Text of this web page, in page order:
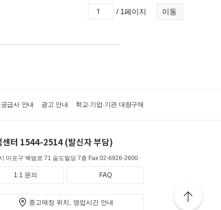
이동
/ 1페이지
공급사 안내 광고 안내 학교·기업·기관 대량구매
센터 1544-2514 (발신자 부담)
마포구 백범로 71 숨도빌딩 7층 Fax 02-6926-2600
1:1 문의 FAQ
중고매장 위치, 영업시간 안내